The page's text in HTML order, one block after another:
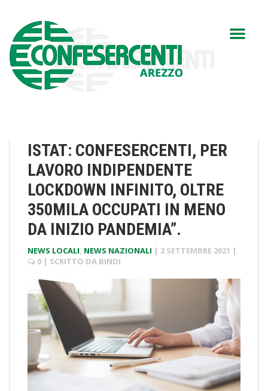
ISTAT: CONFESERCENTI, PER
LAVORO INDIPENDENTE
LOCKDOWN INFINITO, OLTRE
350MILA OCCUPATI IN MENO
DA INIZIO PANDEMIA”.
NEWS LOCALI, NEWS NAZIONALI | 2 SETTEMBRE 2021 |
0 | SCRITTO DA BINDI